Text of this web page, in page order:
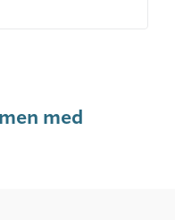
med